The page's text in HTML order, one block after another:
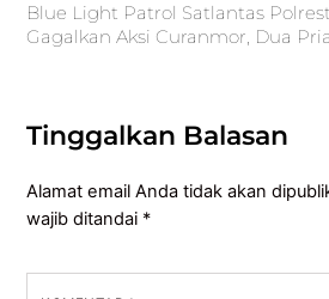
Blue Light Patrol Satlantas
Gagalkan Aksi Curanmor, Dua
Tinggalkan Balasan
Alamat email Anda tidak akan
wajib ditandai *